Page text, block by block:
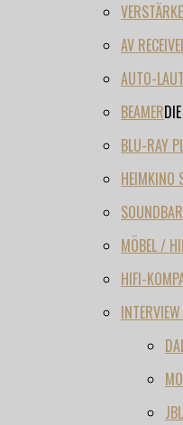
AV
AUTO-
BEAMER
BLU-RAY
HEIMKINO
MÖBEL /
HIFI-
JBL